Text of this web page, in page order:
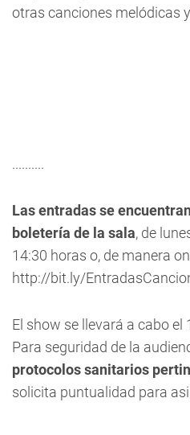
otras canciones melódicas
..........
Las entradas se
boletería de la sala, de
14:30 horas o, de manera
http://bit.ly/
El show se llevará a cabo el
Para seguridad de la
protocolos sanitarios
solicita puntualidad para